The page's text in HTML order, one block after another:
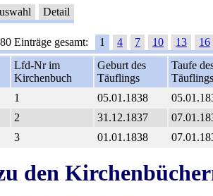
Detail
Einträge gesamt: 1 4 7 10 13
16
Lfd-Nr im
Kirchenbuch
Geburt des
Täuflings
Taufe
Täuflings
1 05.01.1838
2 31.12.1837
3 01.01.1838
den